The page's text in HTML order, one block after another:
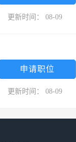
更新时间： 08-09
申请职位
更新时间： 08-09